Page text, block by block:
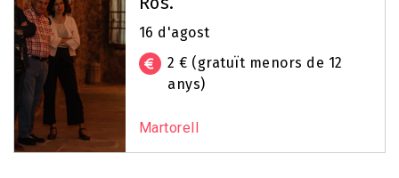
16 d'agost
2 € (gratuït menors de 12
anys)
Martorell